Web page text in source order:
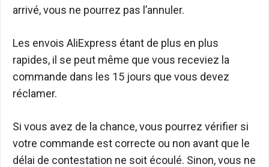
arrivé, vous ne pourrez pas l’annuler.
Les envois AliExpress étant de plus en plus
rapides, il se peut même que vous receviez la
commande dans les 15 jours que vous devez
réclamer.
Si vous avez de la chance, vous pourrez vérifier si
votre commande est correcte ou non avant que le
délai de contestation ne soit écoulé. Sinon, vous ne